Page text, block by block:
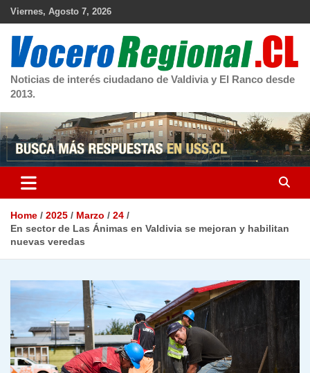
Skip
Viernes, Agosto 7, 2026
Noticias de interés ciudadano de Valdivia y El Ranco desde
2013.
Home 2025 Marzo
24
En sector de Las Ánimas en Valdivia se mejoran y habilitan
nuevas veredas